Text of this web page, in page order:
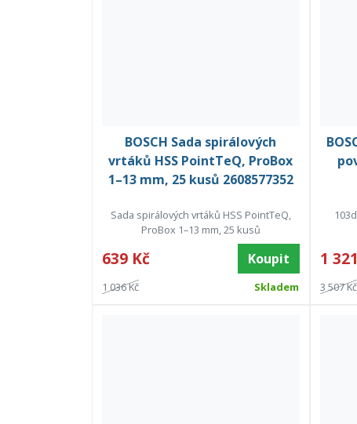
BOSCH Sada spirálových
vrtáků HSS PointTeQ, ProBox
1–13 mm, 25 kusů 2608577352
Sada spirálových vrtáků HSS PointTeQ,
ProBox 1–13 mm, 25 kusů
639 Kč Koupit
1 036 Kč Skladem
1
3 507 Kč